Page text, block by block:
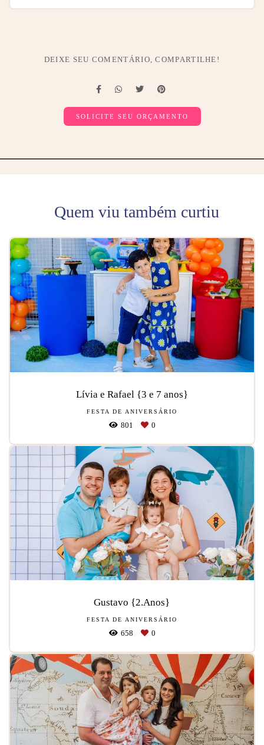
DEIXE SEU COMENTÁRIO, COMPARTILHE!
SOLICITE SEU ORÇAMENTO
Quem viu também curtiu
Lívia e Rafael {3 e 7 anos}
FESTA DE ANIVERSÁRIO
801 0
Gustavo {2.Anos}
FESTA DE ANIVERSÁRIO
658 0